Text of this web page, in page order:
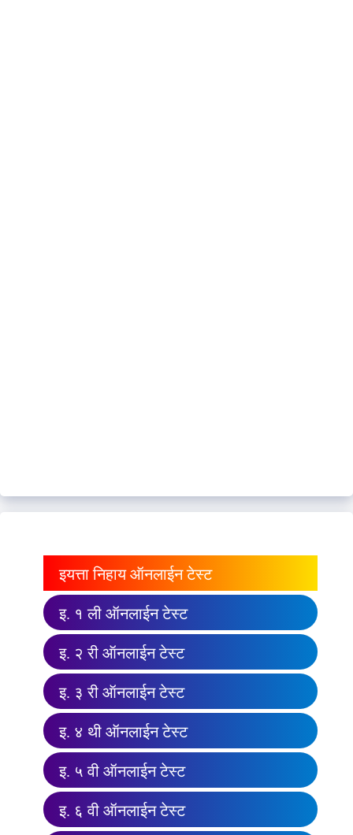
इयत्ता निहाय ऑनलाईन टेस्ट
इ. १ ली ऑनलाईन टेस्ट
इ. २ री ऑनलाईन टेस्ट
इ. ३ री ऑनलाईन टेस्ट
इ. ४ थी ऑनलाईन टेस्ट
इ. ५ वी ऑनलाईन टेस्ट
इ. ६ वी ऑनलाईन टेस्ट